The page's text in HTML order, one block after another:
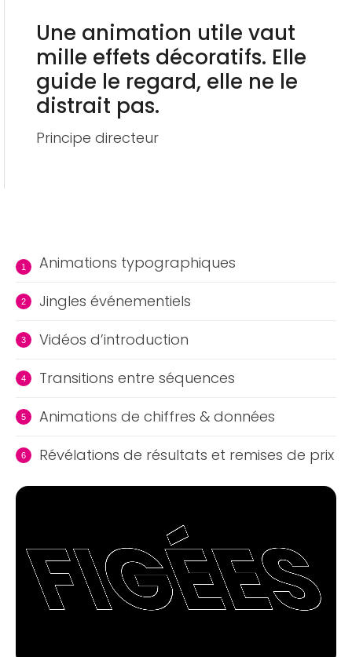
Une animation utile vaut
mille effets décoratifs. Elle
guide le regard, elle ne le
distrait pas.
Principe directeur
Animations typographiques
Jingles événementiels
Vidéos d’introduction
Transitions entre séquences
Animations de chiffres & données
Révélations de résultats et remises de prix